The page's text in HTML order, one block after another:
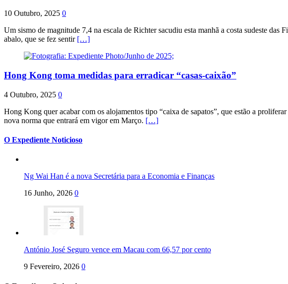
10 Outubro, 2025 0
Um sismo de magnitude 7,4 na escala de Richter sacudiu esta manhã a costa sudeste
abalo, que se fez sentir […]
Hong Kong toma medidas para erradicar “casas-caixão”
4 Outubro, 2025 0
Hong Kong quer acabar com os alojamentos tipo “caixa de sapatos”, que estão a
nova norma que entrará em vigor em Março. […]
O Expediente Noticioso
Ng Wai Han é a nova Secretária para a Economia e Finanças
16 Junho, 2026 0
António José Seguro vence em Macau com 66,57 por cento
9 Fevereiro, 2026 0